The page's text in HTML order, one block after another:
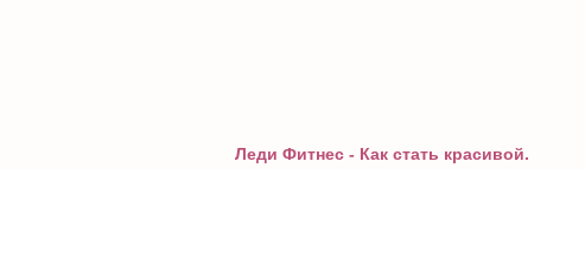
Леди Фитнес - Как стать красивой.